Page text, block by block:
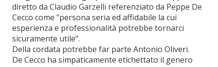
diretto da Claudio Garzelli referenziato da Peppe De
Cecco come "persona seria ed affidabile la cui
esperienza e professionalità potrebbe tornarci
sicuramente utile".
Della cordata potrebbe far parte Antonio Oliveri.
De Cecco ha simpaticamente etichettato il genero